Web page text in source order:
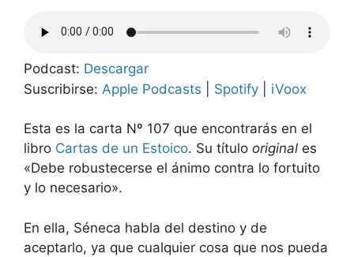
Podcast: Descargar
Suscribirse: Apple Podcasts Spotify iVoox
Esta es la carta Nº 107 que encontrarás en el
libro Cartas de un Estoico. Su título original es
«Debe robustecerse el ánimo contra lo fortuito
y lo necesario».
En ella, Séneca habla del destino y de
aceptarlo, ya que cualquier cosa que nos pueda